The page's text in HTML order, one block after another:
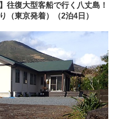
復大型客船で行く八丈島！
（東京発着）（2泊4日）